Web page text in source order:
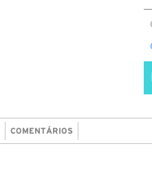
COMENTÁRIOS